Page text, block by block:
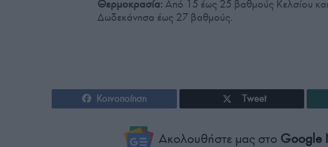
Θερμοκρασία: Από 15 έως 25 βαθμούς Κελσίου και
Δωδεκάνησα έως 27 βαθμούς.
Κοινοποίηση Tweet
Ακολουθήστε μας στο Google